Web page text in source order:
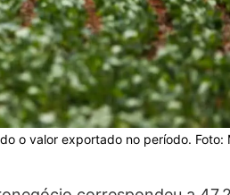
o valor exportado no período. Foto: